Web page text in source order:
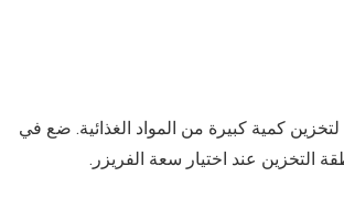
لتخزين كمية كبيرة من المواد الغذائية. ضع في
التخزين عند اختيار سعة الفريزر.